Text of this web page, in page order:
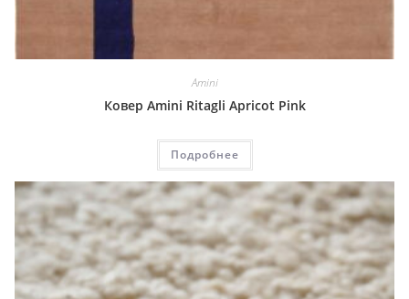
Amini
Ковер Amini Ritagli Apricot Pink
Подробнее